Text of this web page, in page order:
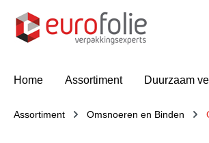
Ga naar de hoofdnavigatie
Home Assortiment Duurzaam
Assortiment Omsnoeren en Binden